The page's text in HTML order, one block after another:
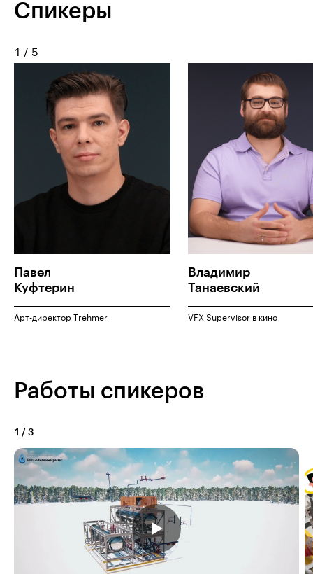
Спикеры
1 / 5
Павел
Куфтерин
Арт-директор Trehmer
Владимир
Танаевский
VFX Supervisor в кино
Работы спикеров
1 / 3